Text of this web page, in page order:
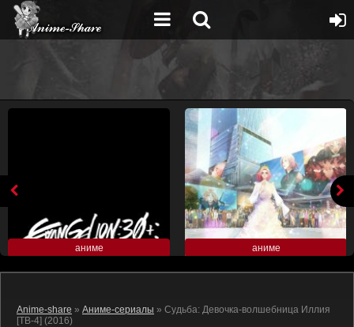
аниме аниме
Anime-share » Аниме-сериалы » Судьба: Девочка-волшебница Иллия
[ТВ-4] (2016)